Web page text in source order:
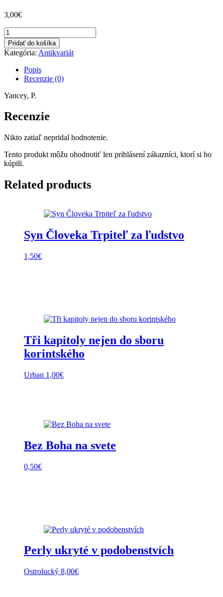
3,00€
množstvo
Ohlasy
z
jiného
světa
Pridať do košíka
Kategória: Antikvariát
Popis
Recenzie (0)
Yancey, P.
Recenzie
Nikto zatiaľ nepridal hodnotenie.
Tento produkt môžu ohodnotiť len prihlásení zákazníci, ktorí si ho
kúpili.
Related products
Syn Človeka Trpiteľ za ľudstvo
1,50€
Tři kapitoly nejen do sboru
korintského
Urban 1,00€
Bez Boha na svete
0,50€
Perly ukryté v podobenstvích
Ostrolucký 8,00€